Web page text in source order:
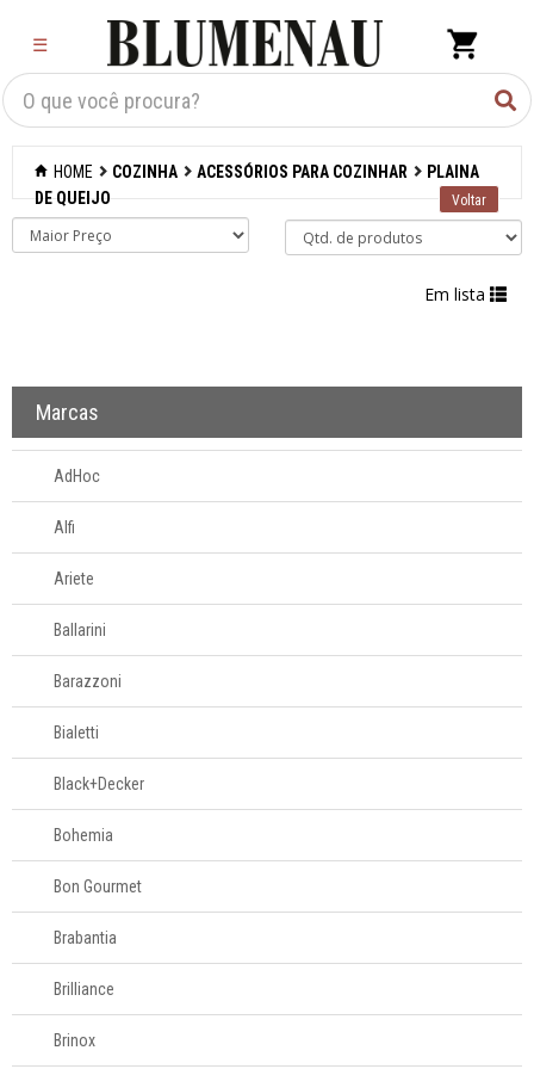
☰
Criar Lista×
Organização
Cozinha
Acessórios para
Abridores de latas
Acessórios
Afiadores de
facas manuais
batatas
formas
Balanças
Batedores
Batedores de
carne
Boleadores
Bowls
Centrífugas
Colheres para
servir
Conchas
Cortadores
Cozi-vapore
Descascadores
HOME COZINHA ACESSÓRIOS PARA COZINHAR
PLAINA
DE QUEIJO
Em lista
Marcas
AdHoc
Alfi
Ariete
Ballarini
Barazzoni
Bialetti
Black+Decker
Bohemia
Bon Gourmet
Brabantia
Brilliance
Brinox